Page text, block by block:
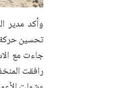
وأكد مدير
تحسين حركة
جاءت مع
رافقت